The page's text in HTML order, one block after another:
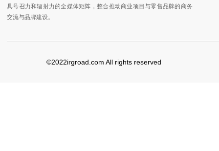
具号召力和辐射力的全媒体矩阵，整合推动商业项目与零售品牌的商务
交流与品牌建设。
©2022irgroad.com All rights reserved